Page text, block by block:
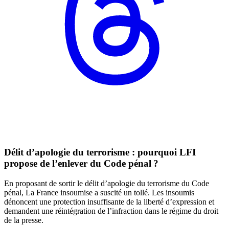
Délit d’apologie du terrorisme : pourquoi LFI
propose de l’enlever du Code pénal ?
En proposant de sortir le délit d’apologie du terrorisme du Code
pénal, La France insoumise a suscité un tollé. Les insoumis
dénoncent une protection insuffisante de la liberté d’expression et
demandent une réintégration de l’infraction dans le régime du droit
de la presse.